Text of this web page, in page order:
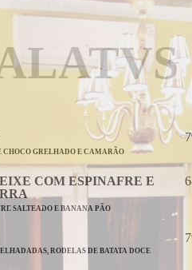
CHOCO GRELHADO E CAMARÃO
COM ESPINAFRE E
SALTEADO E BANANA PÃO
RODELAS DE BATATA DOCE